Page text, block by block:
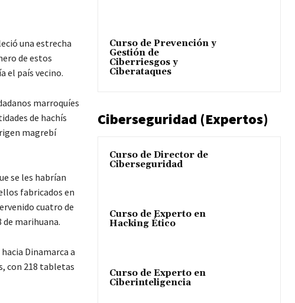
una estrecha
de estos
el país vecino.
marroquíes
de hachís
magrebí
se les habrían
fabricados en
cuatro de
marihuana.
Dinamarca a
con 218 tabletas
Curso de Prevención y
Gestión de
Ciberriesgos y
Ciberataques
Ciberseguridad (Expertos)
Curso de Director de
Ciberseguridad
Curso de Experto en
Hacking Ético
Curso de Experto en
Ciberinteligencia